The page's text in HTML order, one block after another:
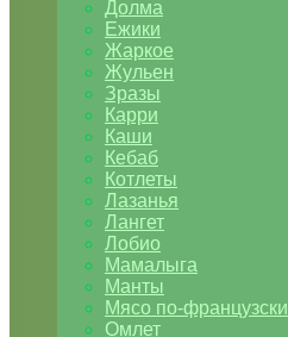
Долма
Ежики
Жаркое
Жульен
Зразы
Карри
Каши
Кебаб
Котлеты
Лазанья
Лангет
Лобио
Мамалыга
Манты
Мясо по-французски
Омлет